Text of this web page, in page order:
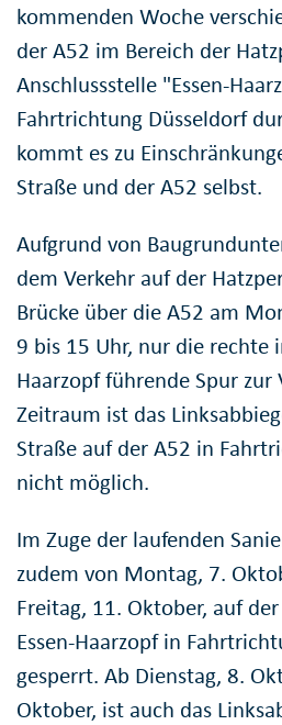
kommenden Woche
der A52 im Bereich der
Anschlussstelle "Essen-
Fahrtrichtung Düsseldorf
kommt es zu
Straße und der A52 selbst.
Aufgrund von
dem Verkehr auf der
Brücke über die A52 am
9 bis 15 Uhr, nur die rechte
Haarzopf führende Spur zur
Zeitraum ist das
Straße auf der A52 in
nicht möglich.
Im Zuge der laufenden
zudem von Montag, 7.
Freitag, 11. Oktober, auf
Essen-Haarzopf in
gesperrt. Ab Dienstag, 8.
Oktober, ist auch das